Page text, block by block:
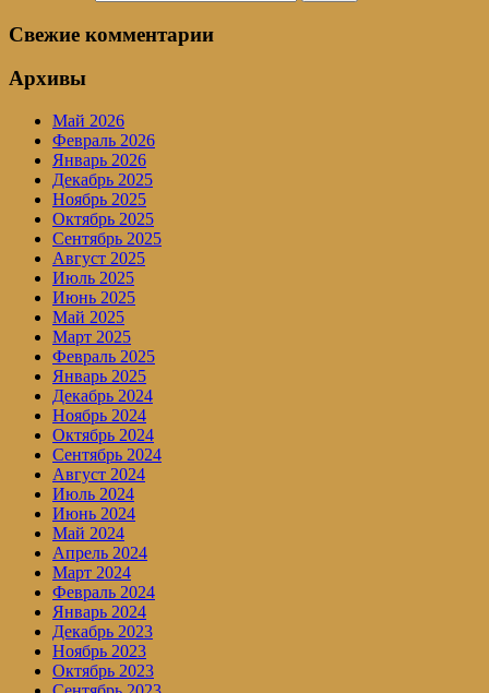
Свежие комментарии
Архивы
Май 2026
Февраль 2026
Январь 2026
Декабрь 2025
Ноябрь 2025
Октябрь 2025
Сентябрь 2025
Август 2025
Июль 2025
Июнь 2025
Май 2025
Март 2025
Февраль 2025
Январь 2025
Декабрь 2024
Ноябрь 2024
Октябрь 2024
Сентябрь 2024
Август 2024
Июль 2024
Июнь 2024
Май 2024
Апрель 2024
Март 2024
Февраль 2024
Январь 2024
Декабрь 2023
Ноябрь 2023
Октябрь 2023